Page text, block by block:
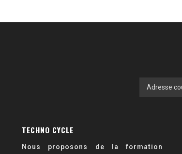
TECHNO CYCLE
Nous proposons de la formation